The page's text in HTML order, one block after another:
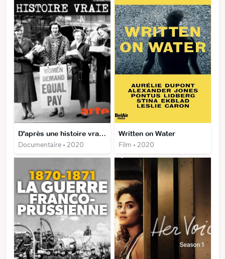
D'après une histoire vraie - Les Couturières contre Ford, la guerre des sexes
Documentaire • 2020
Written on Water
Film • 2020